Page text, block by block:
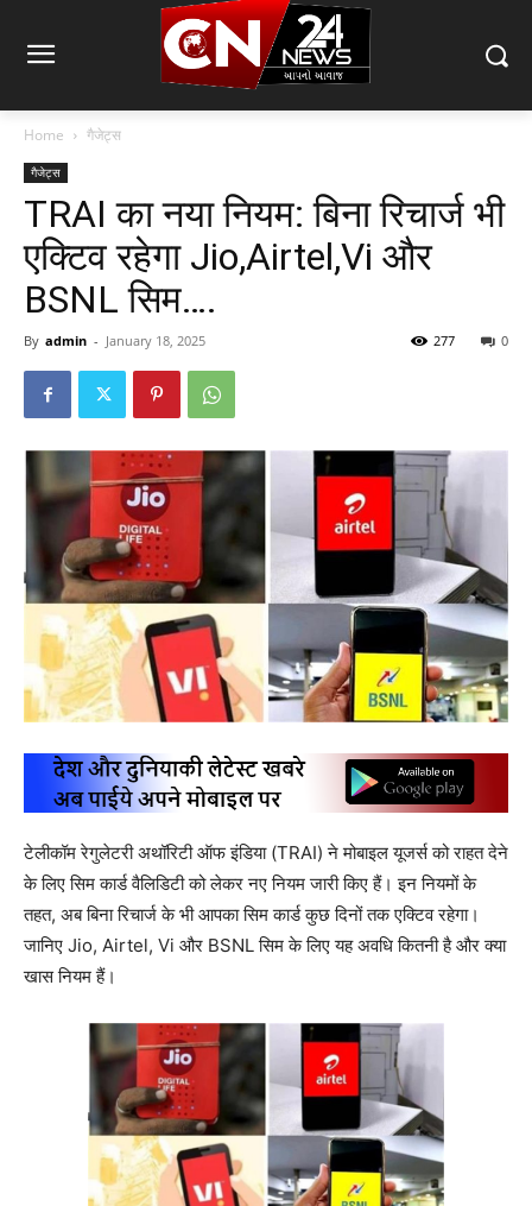
Home गैजेट्स
गैजेट्स
TRAI का नया नियम: बिना रिचार्ज भी
एक्टिव रहेगा Jio,Airtel,Vi और
BSNL सिम….
By admin - January 18, 2025 0
277
टेलीकॉम रेगुलेटरी अथॉरिटी ऑफ इंडिया (TRAI) ने मोबाइल यूजर्स को राहत देने
के लिए सिम कार्ड वैलिडिटी को लेकर नए नियम जारी किए हैं। इन नियमों के
तहत, अब बिना रिचार्ज के भी आपका सिम कार्ड कुछ दिनों तक एक्टिव रहेगा।
जानिए Jio, Airtel, Vi और BSNL सिम के लिए यह अवधि कितनी है और क्या
खास नियम हैं।